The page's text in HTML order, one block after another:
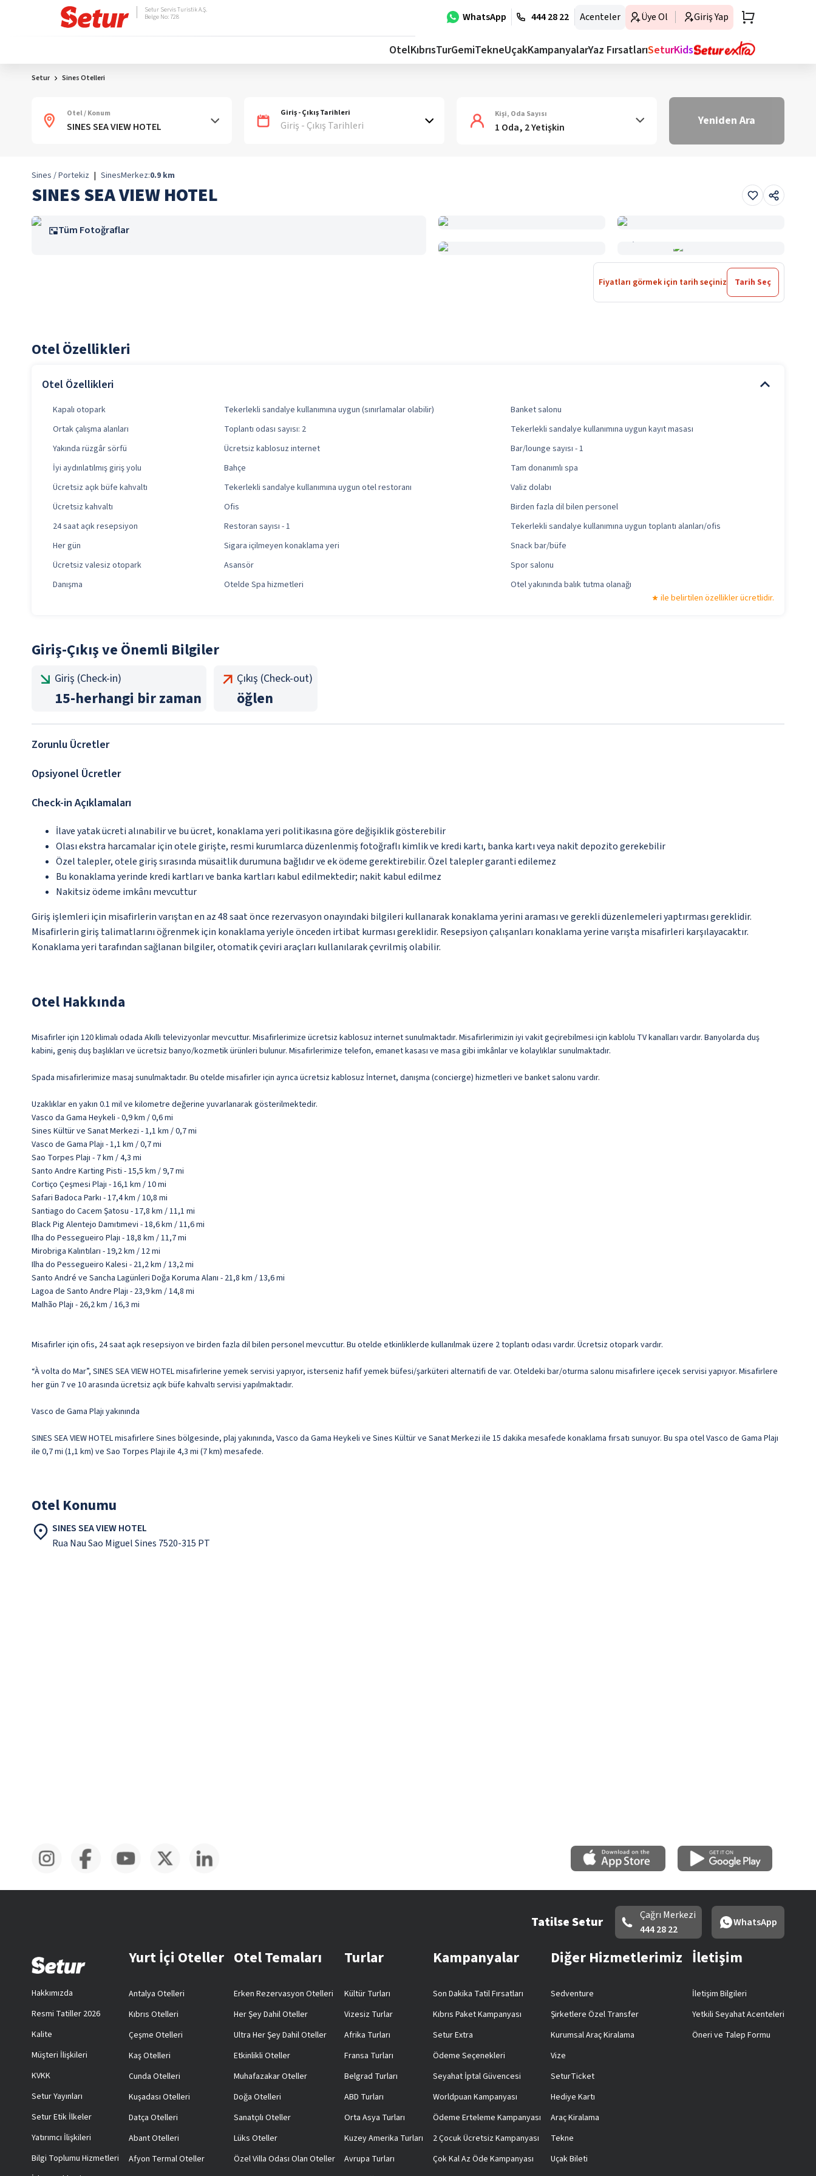
WhatsApp 444 28 22 Acenteler Üye Ol Giriş Yap
Setur Servis Turistik A.Ş.
Belge No: 728
OtelKıbrısTurGemiTekneUçakKampanyalarYaz FırsatlarıSeturKids
Setur Sines Otelleri
Otel / Konum Giriş - Çıkış Tarihleri
Giriş - Çıkış Tarihleri
Kişi, Oda Sayısı
1 Oda, 2 Yetişkin Yeniden Ara
Sines / Portekiz | SinesMerkez:0.9 km
SINES SEA VIEW HOTEL
Tüm Fotoğraflar
Fiyatları görmek için tarih seçiniz Tarih Seç
Otel Özellikleri
Otel Özellikleri
Kapalı otopark Tekerlekli sandalye kullanımına uygun (sınırlamalar olabilir)
Banket salonu
Ortak çalışma alanları
Toplantı odası sayısı: 2
Tekerlekli sandalye kullanımına uygun kayıt masası
Yakında rüzgâr sörfü
Ücretsiz kablosuz internet
Bar/lounge sayısı - 1
İyi aydınlatılmış giriş yolu
Bahçe
Tam donanımlı spa
Ücretsiz açık büfe kahvaltı
Tekerlekli sandalye kullanımına uygun otel restoranı
Valiz dolabı
Ücretsiz kahvaltı
Ofis
Birden fazla dil bilen personel
24 saat açık resepsiyon
Restoran sayısı - 1
Tekerlekli sandalye kullanımına uygun toplantı alanları/ofis
Her gün
Sigara içilmeyen konaklama yeri
Snack bar/büfe
Ücretsiz valesiz otopark
Asansör
Spor salonu
Danışma
Otelde Spa hizmetleri
Otel yakınında balık tutma olanağı
ile belirtilen özellikler ücretlidir.
Giriş-Çıkış ve Önemli Bilgiler
Giriş (Check-in)
15-herhangi bir zaman
Çıkış (Check-out)
öğlen
Zorunlu Ücretler
Opsiyonel Ücretler
Check-in Açıklamaları
İlave yatak ücreti alınabilir ve bu ücret, konaklama yeri politikasına göre değişiklik gösterebilir
Olası ekstra harcamalar için otele girişte, resmi kurumlarca düzenlenmiş fotoğraflı kimlik ve kredi kartı, banka kartı veya nakit depozito gerekebilir
Özel talepler, otele giriş sırasında müsaitlik durumuna bağlıdır ve ek ödeme gerektirebilir. Özel talepler garanti edilemez
Bu konaklama yerinde kredi kartları ve banka kartları kabul edilmektedir; nakit kabul edilmez
Nakitsiz ödeme imkânı mevcuttur
Giriş işlemleri için misafirlerin varıştan en az 48 saat önce rezervasyon onayındaki bilgileri kullanarak konaklama yerini araması ve gerekli düzenlemeleri yaptırması gereklidir.
Misafirlerin giriş talimatlarını öğrenmek için konaklama yeriyle önceden irtibat kurması gereklidir. Resepsiyon çalışanları konaklama yerine varışta misafirleri karşılayacaktır.
Konaklama yeri tarafından sağlanan bilgiler, otomatik çeviri araçları kullanılarak çevrilmiş olabilir.
Otel Hakkında
Misafirler için 120 klimalı odada Akıllı televizyonlar mevcuttur. Misafirlerimize ücretsiz kablosuz internet sunulmaktadır. Misafirlerimizin iyi vakit geçirebilmesi için kablolu TV kanalları vardır. Banyolarda duş
kabini, geniş duş başlıkları ve ücretsiz banyo/kozmetik ürünleri bulunur. Misafirlerimize telefon, emanet kasası ve masa gibi imkânlar ve kolaylıklar sunulmaktadır.
Spada misafirlerimize masaj sunulmaktadır. Bu otelde misafirler için ayrıca ücretsiz kablosuz İnternet, danışma (concierge) hizmetleri ve banket salonu vardır.
Uzaklıklar en yakın 0.1 mil ve kilometre değerine yuvarlanarak gösterilmektedir.
Vasco da Gama Heykeli - 0,9 km / 0,6 mi
Sines Kültür ve Sanat Merkezi - 1,1 km / 0,7 mi
Vasco de Gama Plajı - 1,1 km / 0,7 mi
Sao Torpes Plajı - 7 km / 4,3 mi
Santo Andre Karting Pisti - 15,5 km / 9,7 mi
Cortiço Çeşmesi Plajı - 16,1 km / 10 mi
Safari Badoca Parkı - 17,4 km / 10,8 mi
Santiago do Cacem Şatosu - 17,8 km / 11,1 mi
Black Pig Alentejo Damıtımevi - 18,6 km / 11,6 mi
Ilha do Pessegueiro Plajı - 18,8 km / 11,7 mi
Mirobriga Kalıntıları - 19,2 km / 12 mi
Ilha do Pessegueiro Kalesi - 21,2 km / 13,2 mi
Santo André ve Sancha Lagünleri Doğa Koruma Alanı - 21,8 km / 13,6 mi
Lagoa de Santo Andre Plajı - 23,9 km / 14,8 mi
Malhão Plajı - 26,2 km / 16,3 mi
Misafirler için ofis, 24 saat açık resepsiyon ve birden fazla dil bilen personel mevcuttur. Bu otelde etkinliklerde kullanılmak üzere 2 toplantı odası vardır. Ücretsiz otopark vardır.
“À volta do Mar”, SINES SEA VIEW HOTEL misafirlerine yemek servisi yapıyor, isterseniz hafif yemek büfesi/şarküteri alternatifi de var. Oteldeki bar/oturma salonu misafirlere içecek servisi yapıyor. Misafirlere
her gün 7 ve 10 arasında ücretsiz açık büfe kahvaltı servisi yapılmaktadır.
Vasco de Gama Plajı yakınında
SINES SEA VIEW HOTEL misafirlere Sines bölgesinde, plaj yakınında, Vasco da Gama Heykeli ve Sines Kültür ve Sanat Merkezi ile 15 dakika mesafede konaklama fırsatı sunuyor. Bu spa otel Vasco de Gama Plajı
ile 0,7 mi (1,1 km) ve Sao Torpes Plajı ile 4,3 mi (7 km) mesafede.
Otel Konumu
SINES SEA VIEW HOTEL
Rua Nau Sao Miguel Sines 7520-315 PT
Tatilse Setur
Çağrı Merkezi
444 28 22
WhatsApp
Hakkımızda
Resmi Tatiller 2026
Kalite
Müşteri İlişkileri
KVKK
Setur Yayınları
Setur Etik İlkeler
Yatırımcı İlişkileri
Bilgi Toplumu Hizmetleri
Yurt İçi Oteller
Antalya Otelleri
Kıbrıs Otelleri
Çeşme Otelleri
Kaş Otelleri
Cunda Otelleri
Kuşadası Otelleri
Datça Otelleri
Abant Otelleri
Afyon Termal Oteller
Otel Temaları
Erken Rezervasyon Otelleri
Her Şey Dahil Oteller
Ultra Her Şey Dahil Oteller
Etkinlikli Oteller
Muhafazakar Oteller
Doğa Otelleri
Sanatçılı Oteller
Lüks Oteller
Özel Villa Odası Olan Oteller
Turlar
Kültür Turları
Vizesiz Turlar
Afrika Turları
Fransa Turları
Belgrad Turları
ABD Turları
Orta Asya Turları
Kuzey Amerika Turları
Avrupa Turları
Kampanyalar
Son Dakika Tatil Fırsatları
Kıbrıs Paket Kampanyası
Setur Extra
Ödeme Seçenekleri
Seyahat İptal Güvencesi
Worldpuan Kampanyası
Ödeme Erteleme Kampanyası
2 Çocuk Ücretsiz Kampanyası
Çok Kal Az Öde Kampanyası
Diğer Hizmetlerimiz
Sedventure
Şirketlere Özel Transfer
Kurumsal Araç Kiralama
Vize
SeturTicket
Hediye Kartı
Araç Kiralama
Tekne
Uçak Bileti
İletişim
İletişim Bilgileri
Yetkili Seyahat Acenteleri
Öneri ve Talep Formu